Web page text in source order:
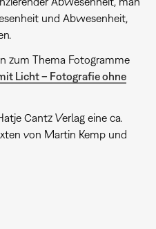
und Abwesenheit,
zum Thema Fotogramme
Licht – Fotografie ohne
Cantz Verlag eine ca.
von Martin Kemp und